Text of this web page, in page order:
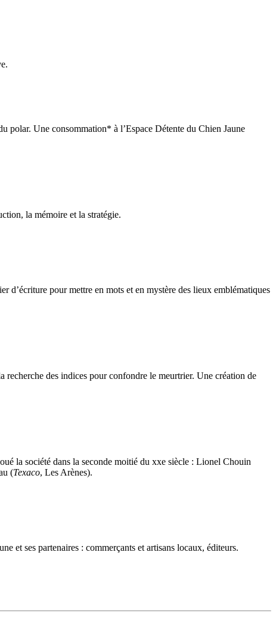
polar. Une consommation* à l’Espace Détente du Chien Jaune
la mémoire et la stratégie.
d’écriture pour mettre en mots et en mystère des lieux emblématiques
des indices pour confondre le meurtrier. Une création de
la société dans la seconde moitié du xxe siècle : Lionel Chouin
(Texaco, Les Arènes).
et ses partenaires : commerçants et artisans locaux, éditeurs.